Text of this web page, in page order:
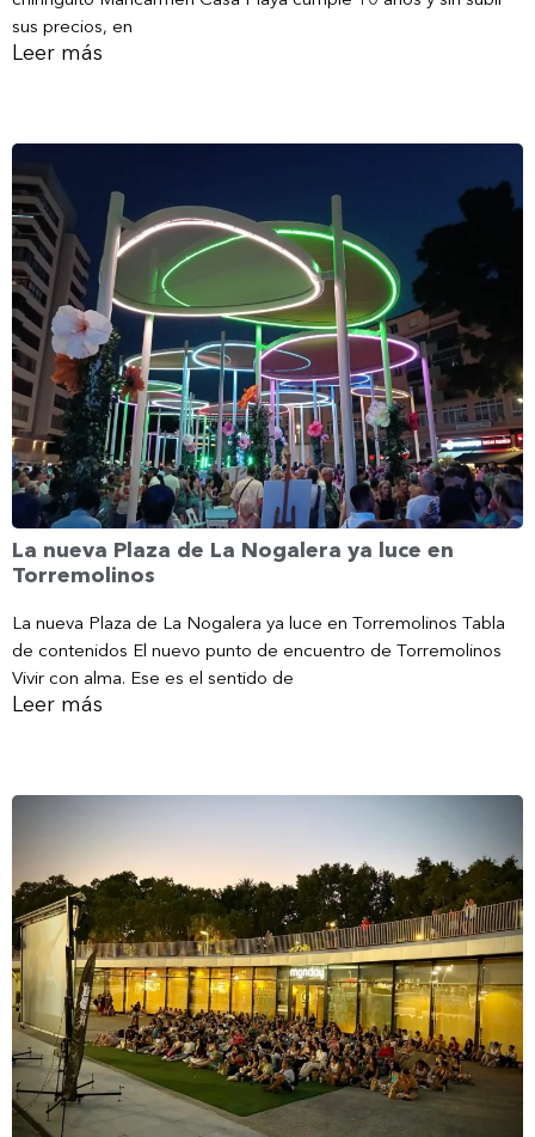
sus precios, en
Leer más
La nueva Plaza de La Nogalera ya luce en
Torremolinos
La nueva Plaza de La Nogalera ya luce en Torremolinos Tabla
de contenidos El nuevo punto de encuentro de Torremolinos
Vivir con alma. Ese es el sentido de
Leer más